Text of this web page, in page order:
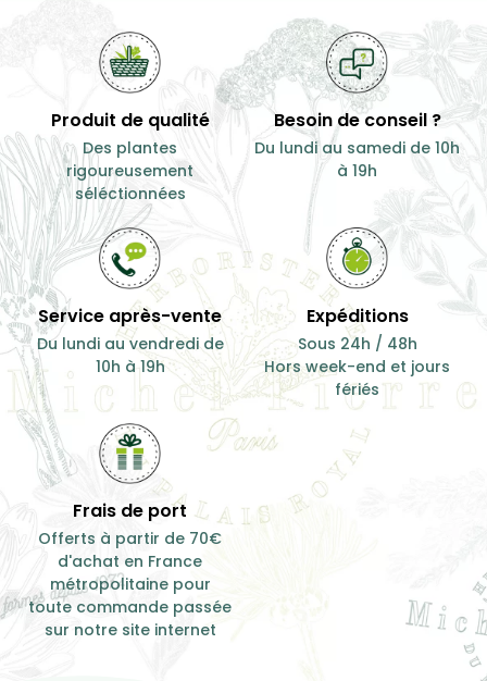
Produit de qualité
Des plantes
rigoureusement
séléctionnées
Besoin de conseil ?
Du lundi au samedi de 10h
à 19h
Service après-vente
Du lundi au vendredi de
10h à 19h
Expéditions
Sous 24h / 48h
Hors week-end et jours
fériés
Frais de port
Offerts à partir de 70€
d'achat en France
métropolitaine pour
toute commande passée
sur notre site internet